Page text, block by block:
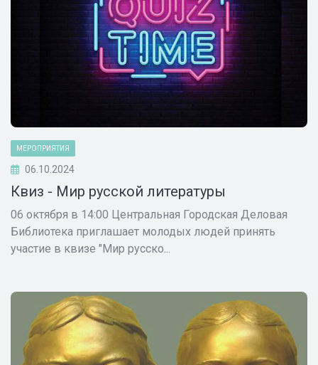
МЕРОПРИЯТИЯ
06.10.2024
Квиз - Мир русской литературы
06 октября в 14:00 Центральная Городская Деловая
Библиотека приглашает молодых людей принять
участие в квизе "Мир русско...